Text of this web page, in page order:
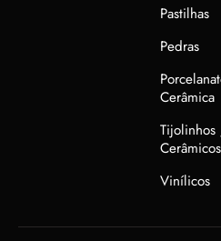
Pastilhas
Pedras
Cerâmica
Cerâmicos
Vinílicos